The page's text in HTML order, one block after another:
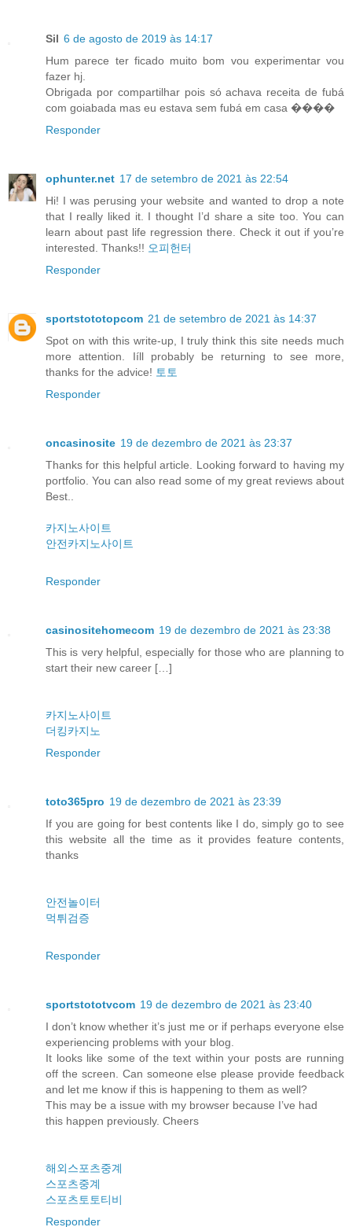
Sil 6 de agosto de 2019 às 14:17
Hum parece ter ficado muito bom vou experimentar vou
fazer hj.
Obrigada por compartilhar pois só achava receita de fubá
com goiabada mas eu estava sem fubá em casa ����
Responder
ophunter.net 17 de setembro de 2021 às 22:54
Hi! I was perusing your website and wanted to drop a note
that I really liked it. I thought I’d share a site too. You can
learn about past life regression there. Check it out if you’re
interested. Thanks!! 오피헌터
Responder
sportstototopcom 21 de setembro de 2021 às 14:37
Spot on with this write-up, I truly think this site needs much
more attention. Iíll probably be returning to see more,
thanks for the advice! 토토
Responder
oncasinosite 19 de dezembro de 2021 às 23:37
Thanks for this helpful article. Looking forward to having my
portfolio. You can also read some of my great reviews about
Best..
카지노사이트
안전카지노사이트
Responder
casinositehomecom 19 de dezembro de 2021 às 23:38
This is very helpful, especially for those who are planning to
start their new career […]
카지노사이트
더킹카지노
Responder
toto365pro 19 de dezembro de 2021 às 23:39
If you are going for best contents like I do, simply go to see
this website all the time as it provides feature contents,
thanks
안전놀이터
먹튀검증
Responder
sportstototvcom 19 de dezembro de 2021 às 23:40
I don’t know whether it’s just me or if perhaps everyone else
experiencing problems with your blog.
It looks like some of the text within your posts are running
off the screen. Can someone else please provide feedback
and let me know if this is happening to them as well?
This may be a issue with my browser because I’ve had
this happen previously. Cheers
해외스포츠중계
스포츠중계
스포츠토토티비
Responder